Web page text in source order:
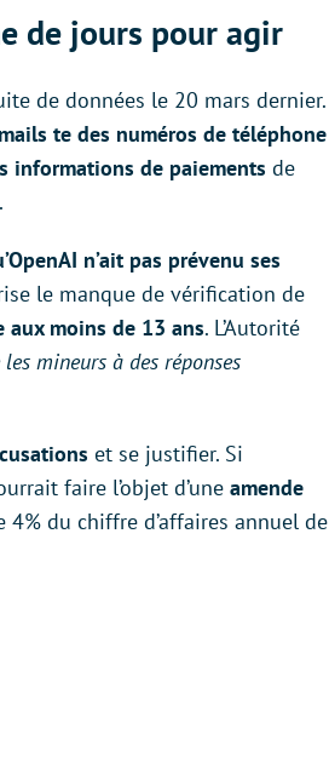
de jours pour agir
de données le 20 mars dernier.
te des numéros de téléphone
informations de paiements de
n’ait pas prévenu ses
le manque de vérification de
aux moins de 13 ans. L’Autorité
les mineurs à des réponses
et se justifier. Si
faire l’objet d’une amende
4% du chiffre d’affaires annuel de